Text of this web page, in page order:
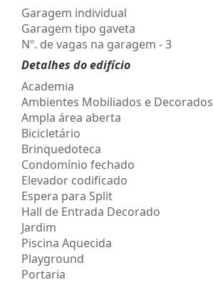
Garagem individual
Garagem tipo gaveta
Nº. de vagas na garagem - 3
Detalhes do edifício
Academia
Ambientes Mobiliados e Decorados
Ampla área aberta
Bicicletário
Brinquedoteca
Condomínio fechado
Elevador codificado
Espera para Split
Hall de Entrada Decorado
Jardim
Piscina Aquecida
Playground
Portaria